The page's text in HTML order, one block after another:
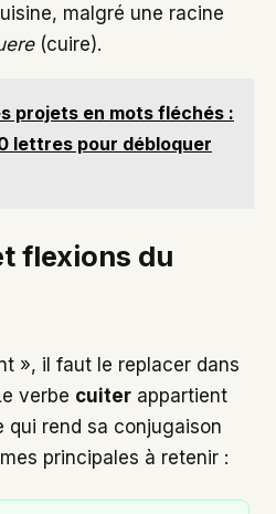
malgré une racine
(cuire).
projets en mots fléchés :
lettres pour débloquer
flexions du
», il faut le replacer dans
verbe cuiter appartient
qui rend sa conjugaison
principales à retenir :